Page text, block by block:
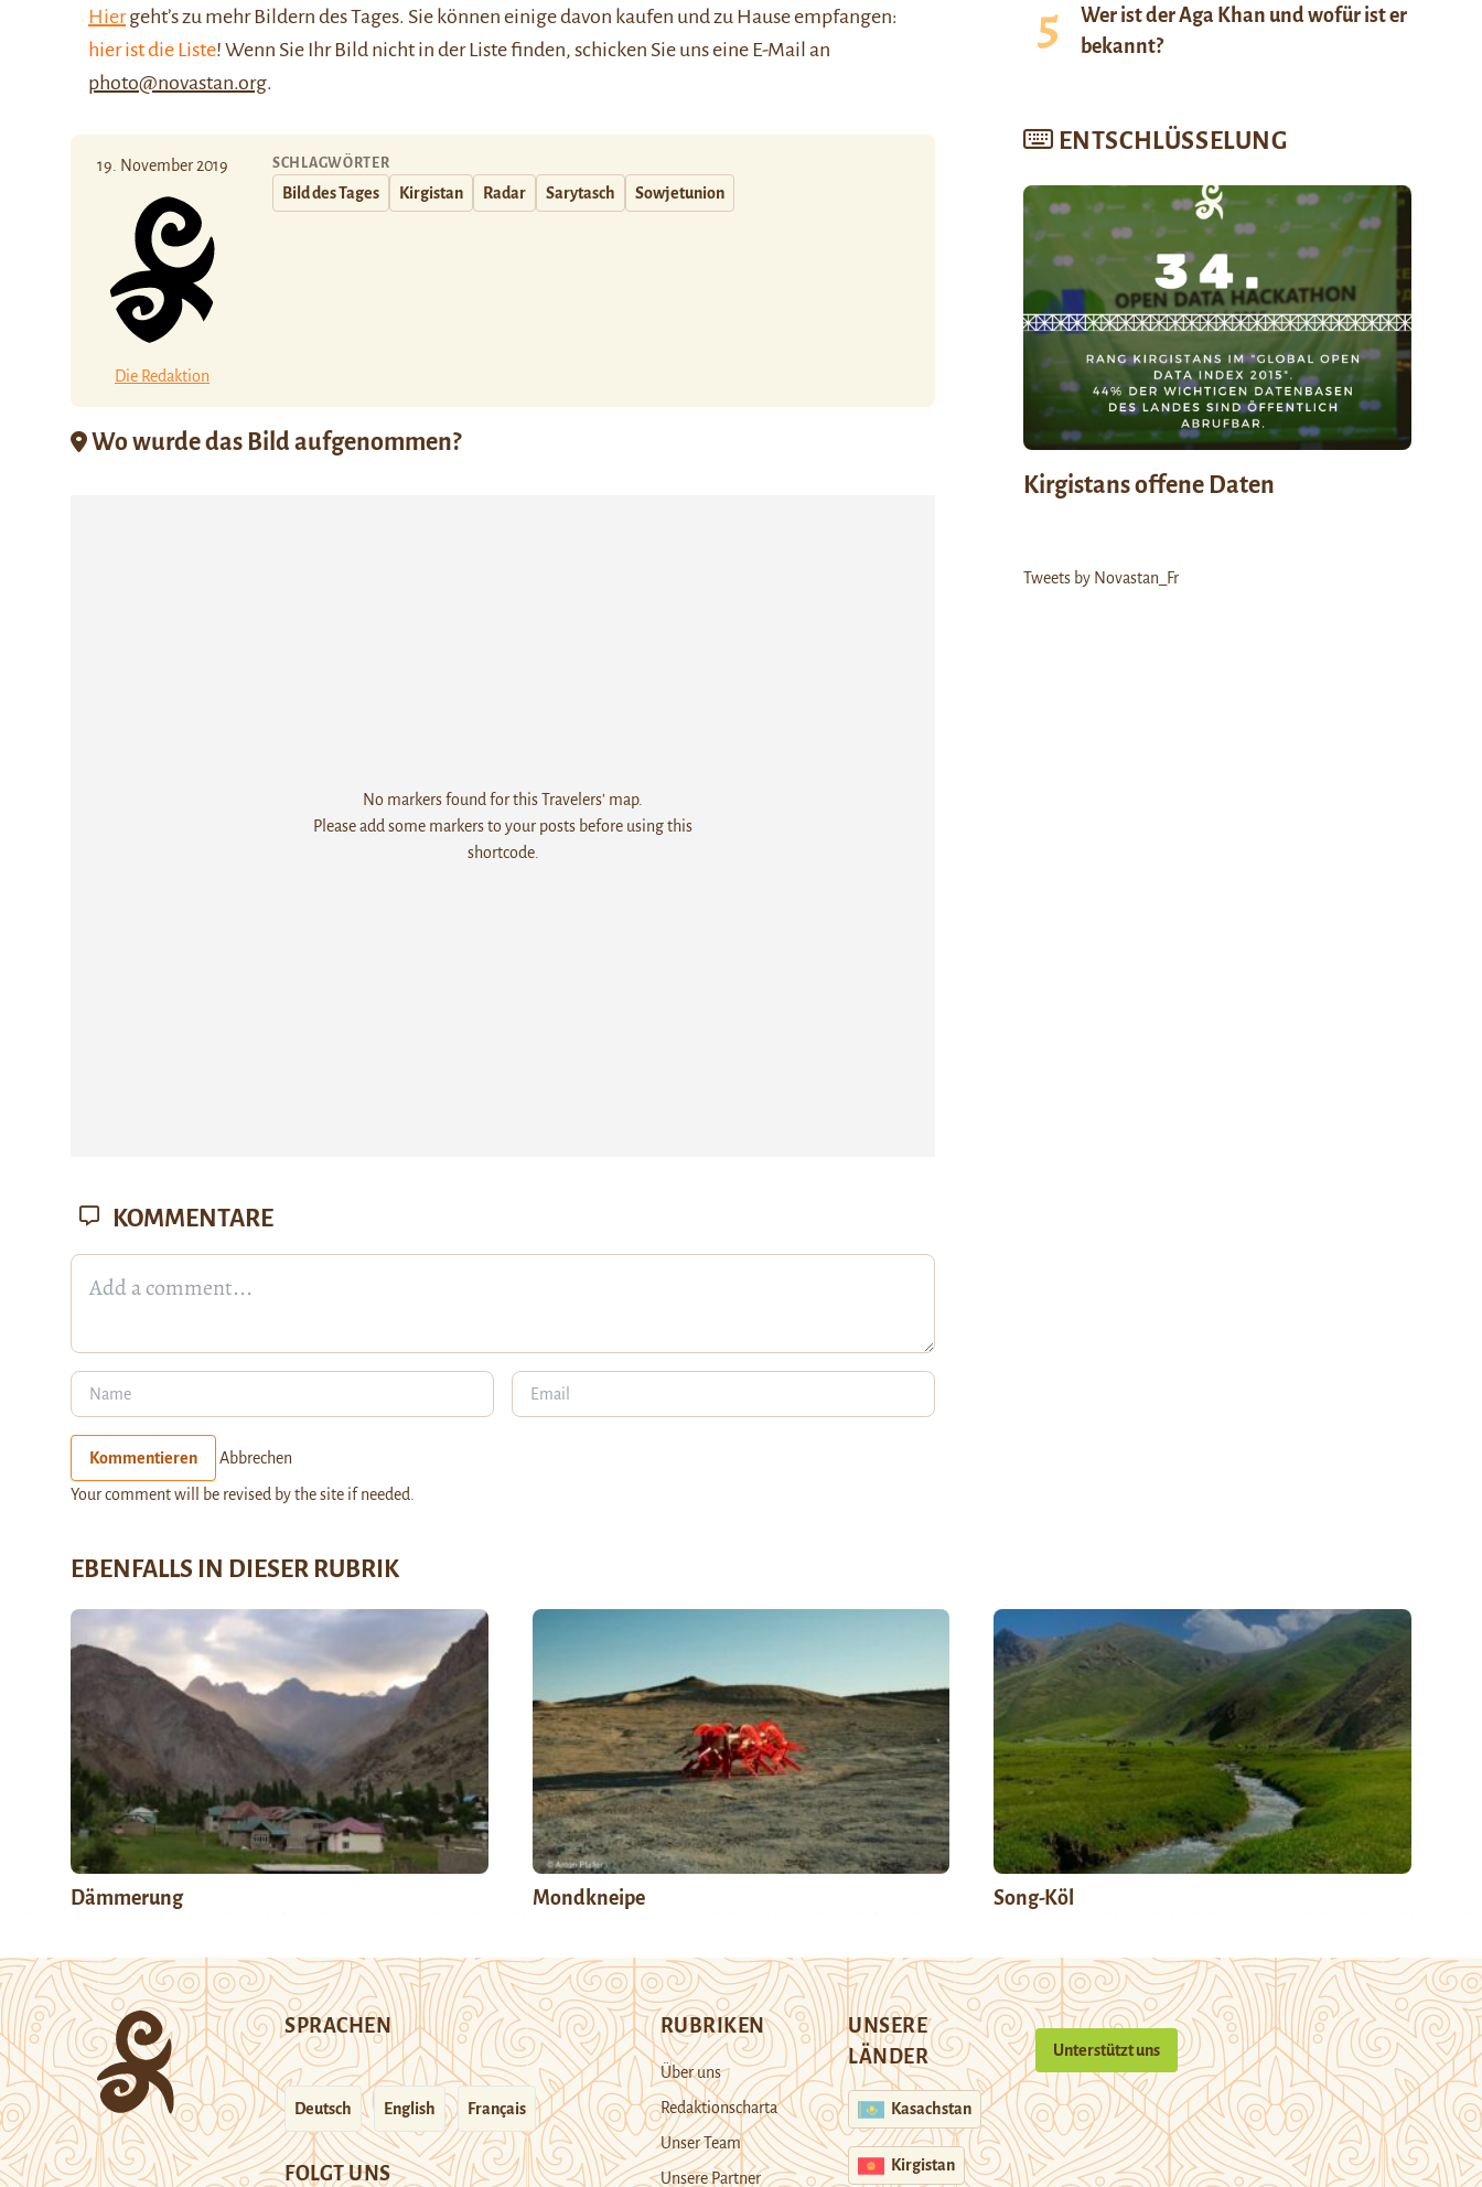
Hiergeht’s zu mehr Bildern des Tages. Sie können einige davon kaufen und zu Hause empfangen:
hier ist die Liste! Wenn Sie Ihr Bild nicht in der Liste finden, schicken Sie uns eine E-Mail an
photo@novastan.org.
19. November 2019
Die Redaktion
SCHLAGWÖRTER
Bild des Tages Kirgistan Radar Sarytasch Sowjetunion
Wo wurde das Bild aufgenommen?
No markers found for this Travelers' map.
Please add some markers to your posts before using this
shortcode.
Wer ist der Aga Khan und wofür ist er
bekannt?
ENTSCHLÜSSELUNG
Kirgistans offene Daten
Tweets by Novastan_Fr
KOMMENTARE
Kommentieren Abbrechen
Your comment will be revised by the site if needed.
EBENFALLS IN DIESER RUBRIK
Dämmerung Mondkneipe Song-Köl
SPRACHEN
Deutsch English Français
FOLGT UNS
RUBRIKEN
Über uns
Redaktionscharta
Unser Team
Unsere Partner
UNSERE
LÄNDER
Kasachstan
Kirgistan
Unterstützt uns